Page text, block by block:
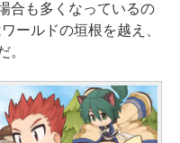
合も多くなっているの
ールドの垣根を越え、
。